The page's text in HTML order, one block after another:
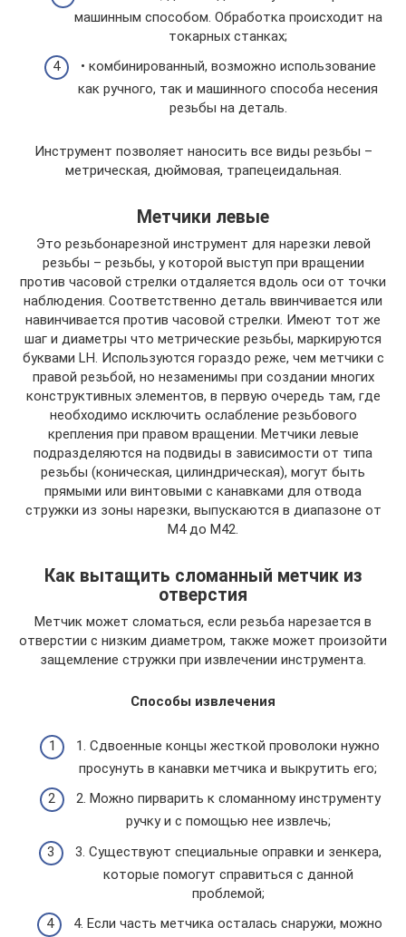
машинным способом. Обработка происходит на
токарных станках;
• комбинированный, возможно использование
как ручного, так и машинного способа несения
резьбы на деталь.
Инструмент позволяет наносить все виды резьбы –
метрическая, дюймовая, трапецеидальная.
Метчики левые
Это резьбонарезной инструмент для нарезки левой
резьбы – резьбы, у которой выступ при вращении
против часовой стрелки отдаляется вдоль оси от точки
наблюдения. Соответственно деталь ввинчивается или
навинчивается против часовой стрелки. Имеют тот же
шаг и диаметры что метрические резьбы, маркируются
буквами LH. Используются гораздо реже, чем метчики с
правой резьбой, но незаменимы при создании многих
конструктивных элементов, в первую очередь там, где
необходимо исключить ослабление резьбового
крепления при правом вращении. Метчики левые
подразделяются на подвиды в зависимости от типа
резьбы (коническая, цилиндрическая), могут быть
прямыми или винтовыми с канавками для отвода
стружки из зоны нарезки, выпускаются в диапазоне от
М4 до М42.
Как вытащить сломанный метчик из
отверстия
Метчик может сломаться, если резьба нарезается в
отверстии с низким диаметром, также может произойти
защемление стружки при извлечении инструмента.
Способы извлечения
1. Сдвоенные концы жесткой проволоки нужно
просунуть в канавки метчика и выкрутить его;
2. Можно пирварить к сломанному инструменту
ручку и с помощью нее извлечь;
3. Существуют специальные оправки и зенкера,
которые помогут справиться с данной
проблемой;
4. Если часть метчика осталась снаружи, можно